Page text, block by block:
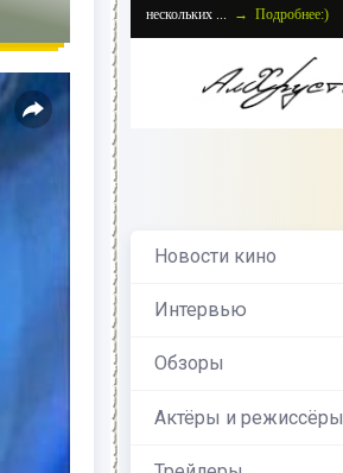
нескольких ...
→ Подробнее:)
Новости кино
Интервью
Обзоры
Актёры и режиссёры